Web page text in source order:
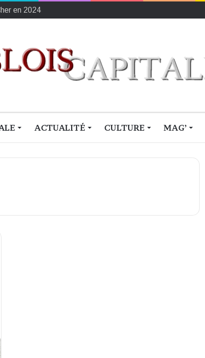
en 2024
ACTUALITÉ CULTURE MAG’